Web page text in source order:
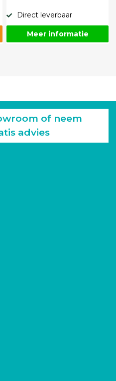
Direct leverbaar
Meer informatie
of neem
advies